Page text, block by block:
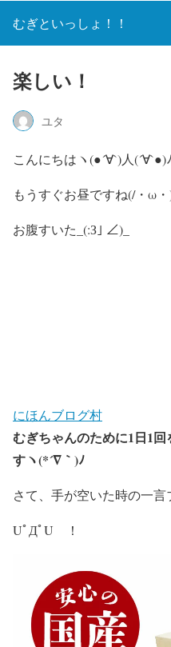
むぎといっしょ！！
楽しい！
ユタ
こんにちはヽ(●´∀`)人(´∀`●)ﾉ
もうすぐお昼ですね(/・ω
お腹すいた_(:З｣ ∠)_
にほんブログ村
むぎちゃんのために1日1回
すヽ(*´∇ ｀ )ﾉ
さて、手が空いた時の一
UﾟДﾟU ！